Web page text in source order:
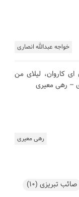
خواجه عبدالله انصاری
رهی معیری
ای کاروان، لیلای من
– رهی معیری
صائب تبریزی(10)